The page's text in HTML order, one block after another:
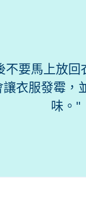
不要馬上放回
衣服發霉，
味。